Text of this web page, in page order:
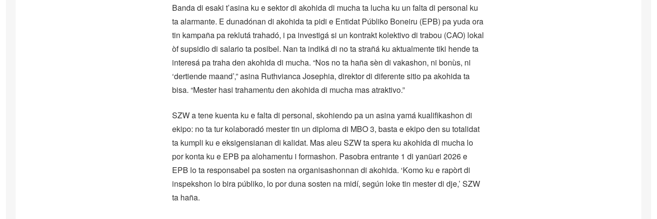
Banda di esaki t’asina ku e sektor di akohida di mucha ta lucha ku un falta di personal ku
ta alarmante. E dunadónan di akohida ta pidi e Entidat Públiko Boneiru (EPB) pa yuda ora
tin kampaña pa reklutá trahadó, i pa investigá si un kontrakt kolektivo di trabou (CAO) lokal
òf supsidio di salario ta posibel. Nan ta indiká di no ta strañá ku aktualmente tiki hende ta
interesá pa traha den akohida di mucha. “Nos no ta haña sèn di vakashon, ni bonùs, ni
‘dertiende maand’,” asina Ruthvianca Josephia, direktor di diferente sitio pa akohida ta
bisa. “Mester hasi trahamentu den akohida di mucha mas atraktivo.”
SZW a tene kuenta ku e falta di personal, skohiendo pa un asina yamá kualifikashon di
ekipo: no ta tur kolaboradó mester tin un diploma di MBO 3, basta e ekipo den su totalidat
ta kumpli ku e eksigensianan di kalidat. Mas aleu SZW ta spera ku akohida di mucha lo
por konta ku e EPB pa alohamentu i formashon. Pasobra entrante 1 di yanüari 2026 e
EPB lo ta responsabel pa sosten na organisashonnan di akohida. ‘Komo ku e rapòrt di
inspekshon lo bira públiko, lo por duna sosten na midí, según loke tin mester di dje,’ SZW
ta haña.